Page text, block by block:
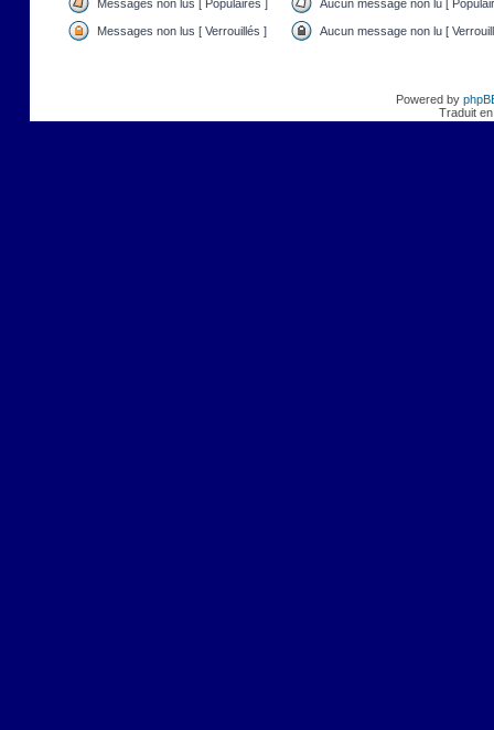
Messages non lus [ Populaires ] Aucun message non lu [
Messages non lus [ Verrouillés ] Aucun message non lu [
Powered by
Traduit